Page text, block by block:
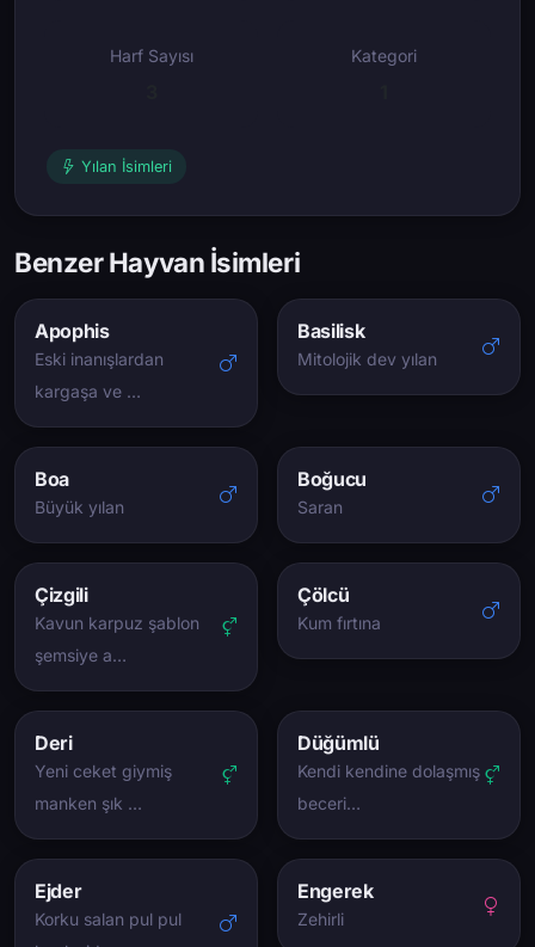
Harf Sayısı Kategori
Yılan İsimleri
Benzer Hayvan İsimleri
Apophis
Eski inanışlardan
kargaşa ve …
Basilisk
Mitolojik dev yılan
Boa
Büyük yılan
Boğucu
Saran
Çizgili
Kavun karpuz şablon
şemsiye a…
Çölcü
Kum fırtına
Deri
Yeni ceket giymiş
manken şık …
Düğümlü
Kendi kendine dolaşmış
beceri…
Ejder
Korku salan pul pul
Engerek
Zehirli